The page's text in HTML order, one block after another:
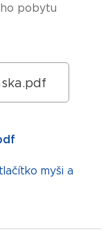
pobytu
myši a